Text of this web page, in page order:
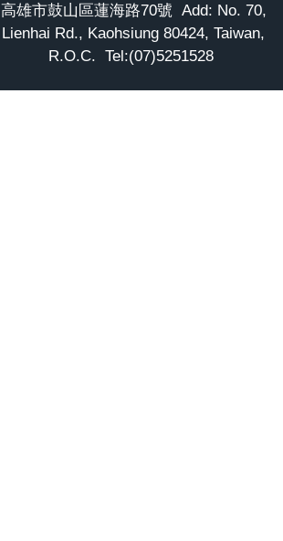
高雄市鼓山區蓮海路70號 Add: No. 70,
Lienhai Rd., Kaohsiung 80424, Taiwan,
R.O.C. Tel:(07)5251528